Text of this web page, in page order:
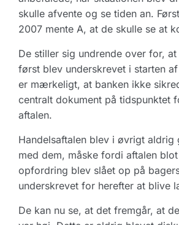
skulle afvente og se tiden an.
2007 mente A, at de skulle se at
De stiller sig undrende over for, at
først blev underskrevet i starten
er mærkeligt, at banken ikke
centralt dokument på tidspunktet
aftalen.
Handelsaftalen blev i øvrigt aldrig
med dem, måske fordi aftalen
opfordring blev slået op på
underskrevet for herefter at blive
De kan nu se, at det fremgår, at